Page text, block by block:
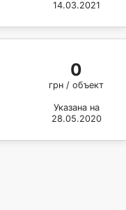
14.03.2021
0
грн / объект
Указана на
28.05.2020